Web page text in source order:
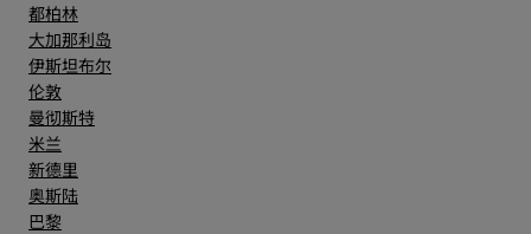
都柏林
大加那利岛
伊斯坦布尔
伦敦
曼彻斯特
米兰
新德里
奥斯陆
巴黎